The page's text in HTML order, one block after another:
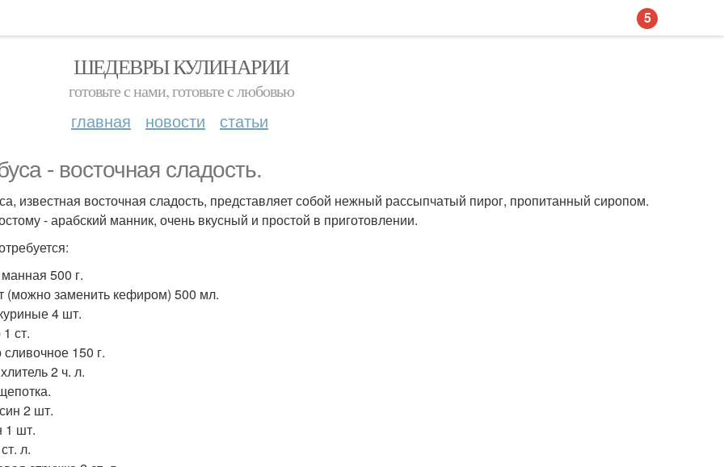
ШЕДЕВРЫ КУЛИНАРИИ
готовьте с нами, готовьте с любовью
главная новости статьи
- восточная сладость.
известная восточная сладость, представляет собой нежный рассыпчатый пирог, пропитанный сиропом.
- арабский манник, очень вкусный и простой в приготовлении.
500 г.
(можно заменить кефиром) 500 мл.
4 шт.
ст.
150 г.
2 ч. л.
2 шт.
1 шт.
л.
5